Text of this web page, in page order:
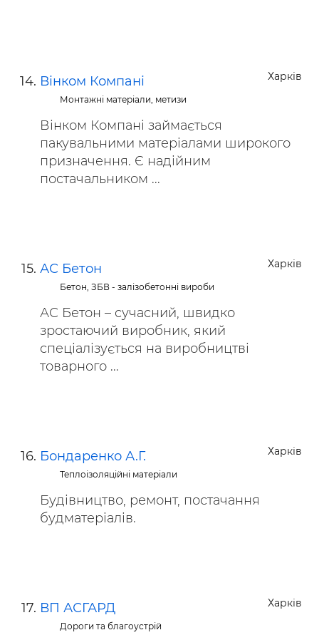
Харків
Вінком Компані
Монтажні матеріали, метизи
Вінком Компані займається
пакувальними матеріалами широкого
призначення. Є надійним
постачальником ...
Харків
АС Бетон
Бетон, ЗБВ - залізобетонні вироби
АС Бетон – сучасний, швидко
зростаючий виробник, який
спеціалізується на виробництві
товарного ...
Харків
Бондаренко А.Г.
Теплоізоляційні матеріали
Будівництво, ремонт, постачання
будматеріалів.
Харків
ВП АСГАРД
Дороги та благоустрій